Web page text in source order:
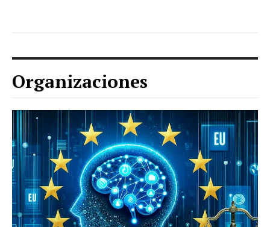
Organizaciones